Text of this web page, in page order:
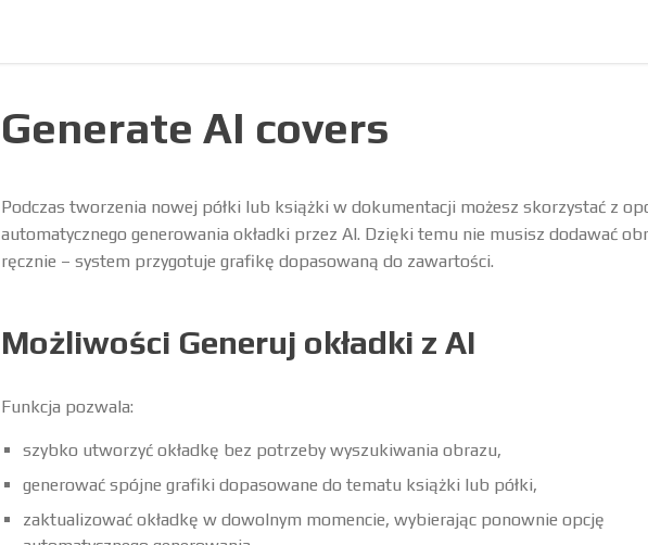
Generate AI covers
Podczas tworzenia nowej półki lub książki w dokumentacji możesz skorzystać z
automatycznego generowania okładki przez AI. Dzięki temu nie musisz dodawać
ręcznie – system przygotuje grafikę dopasowaną do zawartości.
Możliwości Generuj okładki z AI
Funkcja pozwala:
szybko utworzyć okładkę bez potrzeby wyszukiwania obrazu,
generować spójne grafiki dopasowane do tematu książki lub półki,
zaktualizować okładkę w dowolnym momencie, wybierając ponownie opcję